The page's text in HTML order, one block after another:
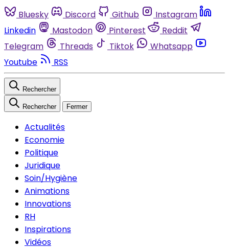
Bluesky Discord Github
Instagram
Linkedin
Mastodon Pinterest
Reddit
Telegram
Threads Tiktok
Whatsapp
Youtube
RSS
Rechercher
Rechercher Fermer
Actualités
Economie
Politique
Juridique
Soin/Hygiène
Animations
Innovations
RH
Inspirations
Vidéos